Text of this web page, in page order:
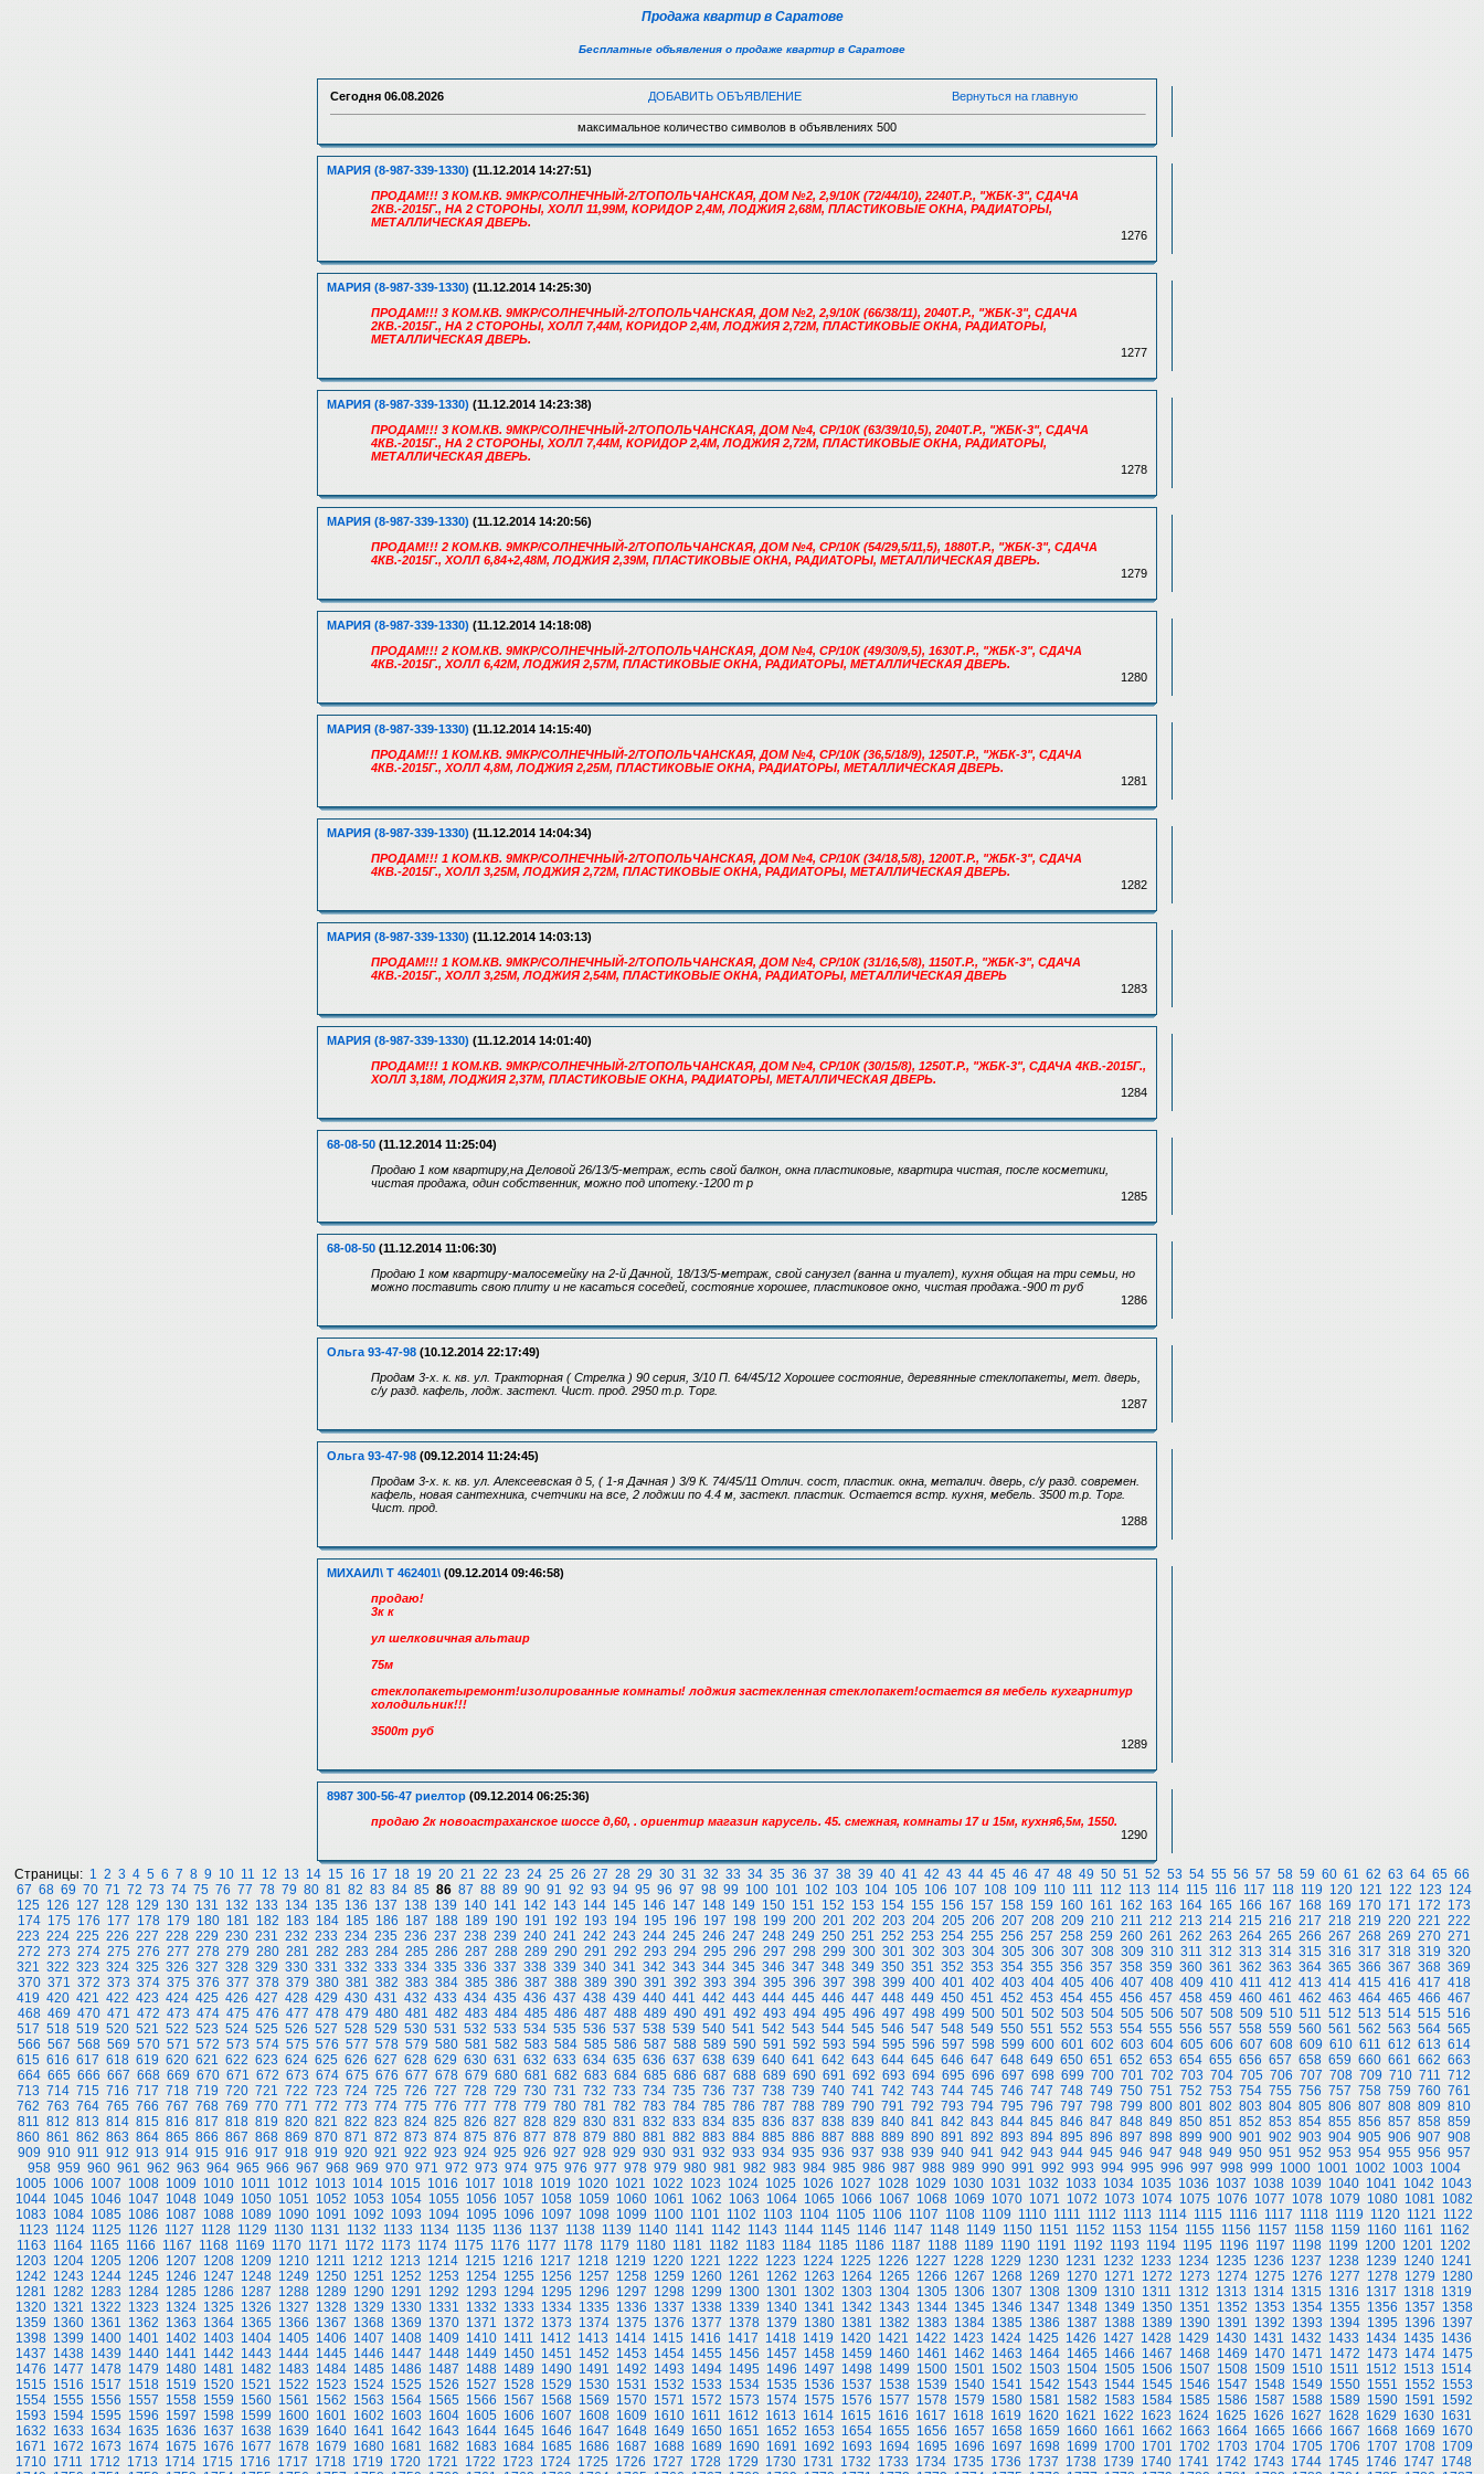
Продажа квартир в Саратове
Бесплатные объявления о продаже квартир в Саратове
Сегодня 06.08.2026 ДОБАВИТЬ ОБЪЯВЛЕНИЕ Вернуться на главную
максимальное количество символов в объявлениях 500
МАРИЯ (8-987-339-1330) (11.12.2014 14:27:51)
ПРОДАМ!!! 3 КОМ.КВ. 9МКР/СОЛНЕЧНЫЙ-2/ТОПОЛЬЧАНСКАЯ, ДОМ №2, 2,9/10К (72/44/10), 2240Т.Р., "ЖБК-3", СДАЧА
2КВ.-2015Г., НА 2 СТОРОНЫ, ХОЛЛ 11,99М, КОРИДОР 2,4М, ЛОДЖИЯ 2,68М, ПЛАСТИКОВЫЕ ОКНА, РАДИАТОРЫ,
МЕТАЛЛИЧЕСКАЯ ДВЕРЬ.
1276
МАРИЯ (8-987-339-1330) (11.12.2014 14:25:30)
ПРОДАМ!!! 3 КОМ.КВ. 9МКР/СОЛНЕЧНЫЙ-2/ТОПОЛЬЧАНСКАЯ, ДОМ №2, 2,9/10К (66/38/11), 2040Т.Р., "ЖБК-3", СДАЧА
2КВ.-2015Г., НА 2 СТОРОНЫ, ХОЛЛ 7,44М, КОРИДОР 2,4М, ЛОДЖИЯ 2,72М, ПЛАСТИКОВЫЕ ОКНА, РАДИАТОРЫ,
МЕТАЛЛИЧЕСКАЯ ДВЕРЬ.
1277
МАРИЯ (8-987-339-1330) (11.12.2014 14:23:38)
ПРОДАМ!!! 3 КОМ.КВ. 9МКР/СОЛНЕЧНЫЙ-2/ТОПОЛЬЧАНСКАЯ, ДОМ №4, СР/10К (63/39/10,5), 2040Т.Р., "ЖБК-3", СДАЧА
4КВ.-2015Г., НА 2 СТОРОНЫ, ХОЛЛ 7,44М, КОРИДОР 2,4М, ЛОДЖИЯ 2,72М, ПЛАСТИКОВЫЕ ОКНА, РАДИАТОРЫ,
МЕТАЛЛИЧЕСКАЯ ДВЕРЬ.
1278
МАРИЯ (8-987-339-1330) (11.12.2014 14:20:56)
ПРОДАМ!!! 2 КОМ.КВ. 9МКР/СОЛНЕЧНЫЙ-2/ТОПОЛЬЧАНСКАЯ, ДОМ №4, СР/10К (54/29,5/11,5), 1880Т.Р., "ЖБК-3", СДАЧА
4КВ.-2015Г., ХОЛЛ 6,84+2,48М, ЛОДЖИЯ 2,39М, ПЛАСТИКОВЫЕ ОКНА, РАДИАТОРЫ, МЕТАЛЛИЧЕСКАЯ ДВЕРЬ.
1279
МАРИЯ (8-987-339-1330) (11.12.2014 14:18:08)
ПРОДАМ!!! 2 КОМ.КВ. 9МКР/СОЛНЕЧНЫЙ-2/ТОПОЛЬЧАНСКАЯ, ДОМ №4, СР/10К (49/30/9,5), 1630Т.Р., "ЖБК-3", СДАЧА
4КВ.-2015Г., ХОЛЛ 6,42М, ЛОДЖИЯ 2,57М, ПЛАСТИКОВЫЕ ОКНА, РАДИАТОРЫ, МЕТАЛЛИЧЕСКАЯ ДВЕРЬ.
1280
МАРИЯ (8-987-339-1330) (11.12.2014 14:15:40)
ПРОДАМ!!! 1 КОМ.КВ. 9МКР/СОЛНЕЧНЫЙ-2/ТОПОЛЬЧАНСКАЯ, ДОМ №4, СР/10К (36,5/18/9), 1250Т.Р., "ЖБК-3", СДАЧА
4КВ.-2015Г., ХОЛЛ 4,8М, ЛОДЖИЯ 2,25М, ПЛАСТИКОВЫЕ ОКНА, РАДИАТОРЫ, МЕТАЛЛИЧЕСКАЯ ДВЕРЬ.
1281
МАРИЯ (8-987-339-1330) (11.12.2014 14:04:34)
ПРОДАМ!!! 1 КОМ.КВ. 9МКР/СОЛНЕЧНЫЙ-2/ТОПОЛЬЧАНСКАЯ, ДОМ №4, СР/10К (34/18,5/8), 1200Т.Р., "ЖБК-3", СДАЧА
4КВ.-2015Г., ХОЛЛ 3,25М, ЛОДЖИЯ 2,72М, ПЛАСТИКОВЫЕ ОКНА, РАДИАТОРЫ, МЕТАЛЛИЧЕСКАЯ ДВЕРЬ.
1282
МАРИЯ (8-987-339-1330) (11.12.2014 14:03:13)
ПРОДАМ!!! 1 КОМ.КВ. 9МКР/СОЛНЕЧНЫЙ-2/ТОПОЛЬЧАНСКАЯ, ДОМ №4, СР/10К (31/16,5/8), 1150Т.Р., "ЖБК-3", СДАЧА
4КВ.-2015Г., ХОЛЛ 3,25М, ЛОДЖИЯ 2,54М, ПЛАСТИКОВЫЕ ОКНА, РАДИАТОРЫ, МЕТАЛЛИЧЕСКАЯ ДВЕРЬ
1283
МАРИЯ (8-987-339-1330) (11.12.2014 14:01:40)
ПРОДАМ!!! 1 КОМ.КВ. 9МКР/СОЛНЕЧНЫЙ-2/ТОПОЛЬЧАНСКАЯ, ДОМ №4, СР/10К (30/15/8), 1250Т.Р., "ЖБК-3", СДАЧА 4КВ.-2015Г.,
ХОЛЛ 3,18М, ЛОДЖИЯ 2,37М, ПЛАСТИКОВЫЕ ОКНА, РАДИАТОРЫ, МЕТАЛЛИЧЕСКАЯ ДВЕРЬ.
1284
68-08-50 (11.12.2014 11:25:04)
Продаю 1 ком квартиру,на Деловой 26/13/5-метраж, есть свой балкон, окна пластиковые, квартира чистая, после косметики,
чистая продажа, один собственник, можно под ипотеку.-1200 т р
1285
68-08-50 (11.12.2014 11:06:30)
Продаю 1 ком квартиру-малосемейку на 2-й Дачной, 18/13/5-метраж, свой санузел (ванна и туалет), кухня общая на три семьи, но
можно поставить свою плиту и не касаться соседей, состояние хорошее, пластиковое окно, чистая продажа.-900 т руб
1286
Ольга 93-47-98 (10.12.2014 22:17:49)
Продам 3-х. к. кв. ул. Тракторная ( Стрелка ) 90 серия, 3/10 П. 64/45/12 Хорошее состояние, деревянные стеклопакеты, мет. дверь,
с/у разд. кафель, лодж. застекл. Чист. прод. 2950 т.р. Торг.
1287
Ольга 93-47-98 (09.12.2014 11:24:45)
Продам 3-х. к. кв. ул. Алексеевская д 5, ( 1-я Дачная ) 3/9 К. 74/45/11 Отлич. сост, пластик. окна, металич. дверь, с/у разд. современ.
кафель, новая сантехника, счетчики на все, 2 лоджии по 4.4 м, застекл. пластик. Остается встр. кухня, мебель. 3500 т.р. Торг.
Чист. прод.
1288
МИХАИЛ\ Т 462401\ (09.12.2014 09:46:58)
продаю!
3к к
ул шелковичная альтаир
75м
стеклопакетыремонт!изолированные комнаты! лоджия застекленная стеклопакет!остается вя мебель кухгарнитур
холодильник!!!
3500т руб
1289
8987 300-56-47 риелтор (09.12.2014 06:25:36)
продаю 2к новоастраханское шоссе д,60, . ориентир магазин карусель. 45. смежная, комнаты 17 и 15м, кухня6,5м, 1550.
1290
Страницы: 1 2 3 4 5 6 7 8 9 10 11 12 13 14 15 16 17 18 19 20 21 22 23 24 25 26 27 28 29 30 31 32 33 34 35 36 37 38 39 40 41 42 43 44 45 46 47 48 49 50 51 52 53 54 55 56 57 58 59 60 61 62 63 64 65 66
67 68 69 70 71 72 73 74 75 76 77 78 79 80 81 82 83 84 85 86 87 88 89 90 91 92 93 94 95 96 97 98 99 100 101 102 103 104 105 106 107 108 109 110 111 112 113 114 115 116 117 118 119 120 121 122 123 124
125 126 127 128 129 130 131 132 133 134 135 136 137 138 139 140 141 142 143 144 145 146 147 148 149 150 151 152 153 154 155 156 157 158 159 160 161 162 163 164 165 166 167 168 169 170 171 172 173
174 175 176 177 178 179 180 181 182 183 184 185 186 187 188 189 190 191 192 193 194 195 196 197 198 199 200 201 202 203 204 205 206 207 208 209 210 211 212 213 214 215 216 217 218 219 220 221 222
223 224 225 226 227 228 229 230 231 232 233 234 235 236 237 238 239 240 241 242 243 244 245 246 247 248 249 250 251 252 253 254 255 256 257 258 259 260 261 262 263 264 265 266 267 268 269 270 271
272 273 274 275 276 277 278 279 280 281 282 283 284 285 286 287 288 289 290 291 292 293 294 295 296 297 298 299 300 301 302 303 304 305 306 307 308 309 310 311 312 313 314 315 316 317 318 319 320
321 322 323 324 325 326 327 328 329 330 331 332 333 334 335 336 337 338 339 340 341 342 343 344 345 346 347 348 349 350 351 352 353 354 355 356 357 358 359 360 361 362 363 364 365 366 367 368 369
370 371 372 373 374 375 376 377 378 379 380 381 382 383 384 385 386 387 388 389 390 391 392 393 394 395 396 397 398 399 400 401 402 403 404 405 406 407 408 409 410 411 412 413 414 415 416 417 418
419 420 421 422 423 424 425 426 427 428 429 430 431 432 433 434 435 436 437 438 439 440 441 442 443 444 445 446 447 448 449 450 451 452 453 454 455 456 457 458 459 460 461 462 463 464 465 466 467
468 469 470 471 472 473 474 475 476 477 478 479 480 481 482 483 484 485 486 487 488 489 490 491 492 493 494 495 496 497 498 499 500 501 502 503 504 505 506 507 508 509 510 511 512 513 514 515 516
517 518 519 520 521 522 523 524 525 526 527 528 529 530 531 532 533 534 535 536 537 538 539 540 541 542 543 544 545 546 547 548 549 550 551 552 553 554 555 556 557 558 559 560 561 562 563 564 565
566 567 568 569 570 571 572 573 574 575 576 577 578 579 580 581 582 583 584 585 586 587 588 589 590 591 592 593 594 595 596 597 598 599 600 601 602 603 604 605 606 607 608 609 610 611 612 613 614
615 616 617 618 619 620 621 622 623 624 625 626 627 628 629 630 631 632 633 634 635 636 637 638 639 640 641 642 643 644 645 646 647 648 649 650 651 652 653 654 655 656 657 658 659 660 661 662 663
664 665 666 667 668 669 670 671 672 673 674 675 676 677 678 679 680 681 682 683 684 685 686 687 688 689 690 691 692 693 694 695 696 697 698 699 700 701 702 703 704 705 706 707 708 709 710 711 712
713 714 715 716 717 718 719 720 721 722 723 724 725 726 727 728 729 730 731 732 733 734 735 736 737 738 739 740 741 742 743 744 745 746 747 748 749 750 751 752 753 754 755 756 757 758 759 760 761
762 763 764 765 766 767 768 769 770 771 772 773 774 775 776 777 778 779 780 781 782 783 784 785 786 787 788 789 790 791 792 793 794 795 796 797 798 799 800 801 802 803 804 805 806 807 808 809 810
811 812 813 814 815 816 817 818 819 820 821 822 823 824 825 826 827 828 829 830 831 832 833 834 835 836 837 838 839 840 841 842 843 844 845 846 847 848 849 850 851 852 853 854 855 856 857 858 859
860 861 862 863 864 865 866 867 868 869 870 871 872 873 874 875 876 877 878 879 880 881 882 883 884 885 886 887 888 889 890 891 892 893 894 895 896 897 898 899 900 901 902 903 904 905 906 907 908
909 910 911 912 913 914 915 916 917 918 919 920 921 922 923 924 925 926 927 928 929 930 931 932 933 934 935 936 937 938 939 940 941 942 943 944 945 946 947 948 949 950 951 952 953 954 955 956 957
958 959 960 961 962 963 964 965 966 967 968 969 970 971 972 973 974 975 976 977 978 979 980 981 982 983 984 985 986 987 988 989 990 991 992 993 994 995 996 997 998 999 1000 1001 1002 1003 1004
1005 1006 1007 1008 1009 1010 1011 1012 1013 1014 1015 1016 1017 1018 1019 1020 1021 1022 1023 1024 1025 1026 1027 1028 1029 1030 1031 1032 1033 1034 1035 1036 1037 1038 1039 1040 1041 1042 1043
1044 1045 1046 1047 1048 1049 1050 1051 1052 1053 1054 1055 1056 1057 1058 1059 1060 1061 1062 1063 1064 1065 1066 1067 1068 1069 1070 1071 1072 1073 1074 1075 1076 1077 1078 1079 1080 1081 1082
1083 1084 1085 1086 1087 1088 1089 1090 1091 1092 1093 1094 1095 1096 1097 1098 1099 1100 1101 1102 1103 1104 1105 1106 1107 1108 1109 1110 1111 1112 1113 1114 1115 1116 1117 1118 1119 1120 1121 1122
1123 1124 1125 1126 1127 1128 1129 1130 1131 1132 1133 1134 1135 1136 1137 1138 1139 1140 1141 1142 1143 1144 1145 1146 1147 1148 1149 1150 1151 1152 1153 1154 1155 1156 1157 1158 1159 1160 1161 1162
1163 1164 1165 1166 1167 1168 1169 1170 1171 1172 1173 1174 1175 1176 1177 1178 1179 1180 1181 1182 1183 1184 1185 1186 1187 1188 1189 1190 1191 1192 1193 1194 1195 1196 1197 1198 1199 1200 1201 1202
1203 1204 1205 1206 1207 1208 1209 1210 1211 1212 1213 1214 1215 1216 1217 1218 1219 1220 1221 1222 1223 1224 1225 1226 1227 1228 1229 1230 1231 1232 1233 1234 1235 1236 1237 1238 1239 1240 1241
1242 1243 1244 1245 1246 1247 1248 1249 1250 1251 1252 1253 1254 1255 1256 1257 1258 1259 1260 1261 1262 1263 1264 1265 1266 1267 1268 1269 1270 1271 1272 1273 1274 1275 1276 1277 1278 1279 1280
1281 1282 1283 1284 1285 1286 1287 1288 1289 1290 1291 1292 1293 1294 1295 1296 1297 1298 1299 1300 1301 1302 1303 1304 1305 1306 1307 1308 1309 1310 1311 1312 1313 1314 1315 1316 1317 1318 1319
1320 1321 1322 1323 1324 1325 1326 1327 1328 1329 1330 1331 1332 1333 1334 1335 1336 1337 1338 1339 1340 1341 1342 1343 1344 1345 1346 1347 1348 1349 1350 1351 1352 1353 1354 1355 1356 1357 1358
1359 1360 1361 1362 1363 1364 1365 1366 1367 1368 1369 1370 1371 1372 1373 1374 1375 1376 1377 1378 1379 1380 1381 1382 1383 1384 1385 1386 1387 1388 1389 1390 1391 1392 1393 1394 1395 1396 1397
1398 1399 1400 1401 1402 1403 1404 1405 1406 1407 1408 1409 1410 1411 1412 1413 1414 1415 1416 1417 1418 1419 1420 1421 1422 1423 1424 1425 1426 1427 1428 1429 1430 1431 1432 1433 1434 1435 1436
1437 1438 1439 1440 1441 1442 1443 1444 1445 1446 1447 1448 1449 1450 1451 1452 1453 1454 1455 1456 1457 1458 1459 1460 1461 1462 1463 1464 1465 1466 1467 1468 1469 1470 1471 1472 1473 1474 1475
1476 1477 1478 1479 1480 1481 1482 1483 1484 1485 1486 1487 1488 1489 1490 1491 1492 1493 1494 1495 1496 1497 1498 1499 1500 1501 1502 1503 1504 1505 1506 1507 1508 1509 1510 1511 1512 1513 1514
1515 1516 1517 1518 1519 1520 1521 1522 1523 1524 1525 1526 1527 1528 1529 1530 1531 1532 1533 1534 1535 1536 1537 1538 1539 1540 1541 1542 1543 1544 1545 1546 1547 1548 1549 1550 1551 1552 1553
1554 1555 1556 1557 1558 1559 1560 1561 1562 1563 1564 1565 1566 1567 1568 1569 1570 1571 1572 1573 1574 1575 1576 1577 1578 1579 1580 1581 1582 1583 1584 1585 1586 1587 1588 1589 1590 1591 1592
1593 1594 1595 1596 1597 1598 1599 1600 1601 1602 1603 1604 1605 1606 1607 1608 1609 1610 1611 1612 1613 1614 1615 1616 1617 1618 1619 1620 1621 1622 1623 1624 1625 1626 1627 1628 1629 1630 1631
1632 1633 1634 1635 1636 1637 1638 1639 1640 1641 1642 1643 1644 1645 1646 1647 1648 1649 1650 1651 1652 1653 1654 1655 1656 1657 1658 1659 1660 1661 1662 1663 1664 1665 1666 1667 1668 1669 1670
1671 1672 1673 1674 1675 1676 1677 1678 1679 1680 1681 1682 1683 1684 1685 1686 1687 1688 1689 1690 1691 1692 1693 1694 1695 1696 1697 1698 1699 1700 1701 1702 1703 1704 1705 1706 1707 1708 1709
1710 1711 1712 1713 1714 1715 1716 1717 1718 1719 1720 1721 1722 1723 1724 1725 1726 1727 1728 1729 1730 1731 1732 1733 1734 1735 1736 1737 1738 1739 1740 1741 1742 1743 1744 1745 1746 1747 1748